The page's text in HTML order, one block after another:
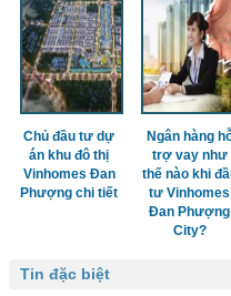
Chủ đầu tư dự
án khu đô thị
Vinhomes Đan
Phượng chi tiết
Ngân hàng
trợ vay như
thế nào khi
tư Vinhomes
Đan Phượng
City?
Tin đặc biệt